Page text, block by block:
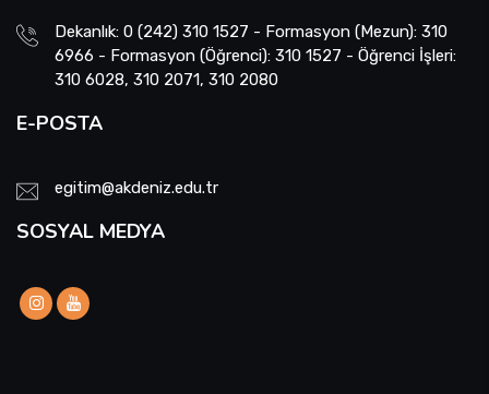
Dekanlık: 0 (242) 310 1527 - Formasyon (Mezun): 310
6966 - Formasyon (Öğrenci): 310 1527 - Öğrenci İşleri:
310 6028, 310 2071, 310 2080
E-POSTA
egitim@akdeniz.edu.tr
SOSYAL MEDYA